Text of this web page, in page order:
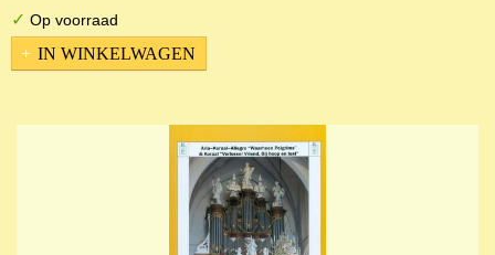
✓ Op voorraad
IN WINKELWAGEN